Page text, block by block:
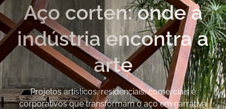
Aço corten: onde a
indústria encontra a
arte
Projetos artísticos, residenciais, comerciais e
corporativos que transformam o aço em narrativa